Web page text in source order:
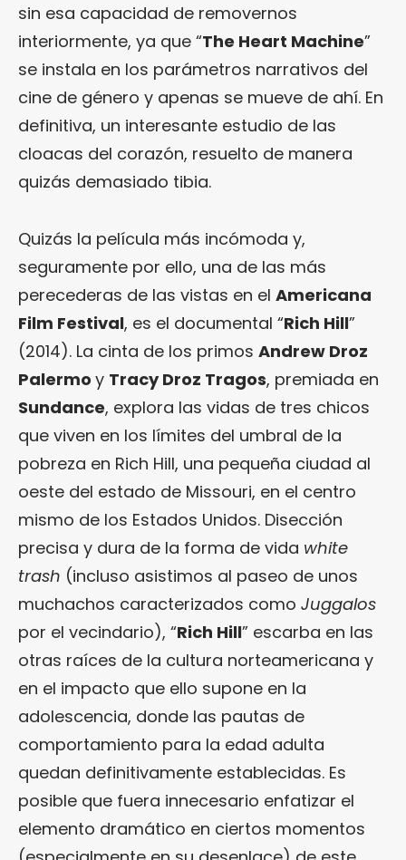
sin esa capacidad de removernos
interiormente, ya que “The Heart Machine”
se instala en los parámetros narrativos del
cine de género y apenas se mueve de ahí. En
definitiva, un interesante estudio de las
cloacas del corazón, resuelto de manera
quizás demasiado tibia.
Quizás la película más incómoda y,
seguramente por ello, una de las más
perecederas de las vistas en el Americana
Film Festival, es el documental “Rich Hill”
(2014). La cinta de los primos Andrew Droz
Palermo y Tracy Droz Tragos, premiada en
Sundance, explora las vidas de tres chicos
que viven en los límites del umbral de la
pobreza en Rich Hill, una pequeña ciudad al
oeste del estado de Missouri, en el centro
mismo de los Estados Unidos. Disección
precisa y dura de la forma de vida white
trash (incluso asistimos al paseo de unos
muchachos caracterizados como Juggalos
por el vecindario), “Rich Hill” escarba en las
otras raíces de la cultura norteamericana y
en el impacto que ello supone en la
adolescencia, donde las pautas de
comportamiento para la edad adulta
quedan definitivamente establecidas. Es
posible que fuera innecesario enfatizar el
elemento dramático en ciertos momentos